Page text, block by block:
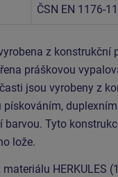
ČSN EN 1176-
z konstrukční
práškovou
jsou vyrobeny z
pískováním,
barvou. Tyto
lože.
HERKULES